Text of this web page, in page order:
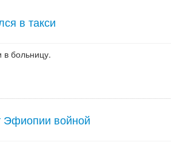
в такси
в больницу.
Эфиопии войной